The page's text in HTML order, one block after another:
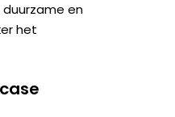
duurzame en
het